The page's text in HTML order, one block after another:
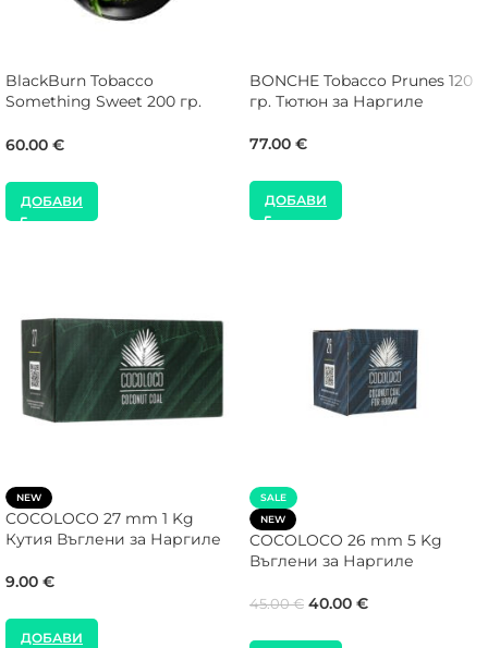
BlackBurn Tobacco
Something Sweet 200 гр.
60.00 €
ДОБАВИ
BONCHE Tobacco Prunes 120
гр. Тютюн за Наргиле
77.00 €
ДОБАВИ
NEW
COCOLOCO 27 mm 1 Kg
Кутия Въглени за Наргиле
9.00 €
ДОБАВИ
SALE
NEW
COCOLOCO 26 mm 5 Kg
Въглени за Наргиле
45.00€ 40.00 €